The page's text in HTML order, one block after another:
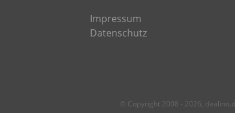
Impressum
Datenschutz
© Copyright 2008 - 2026,